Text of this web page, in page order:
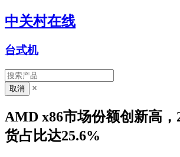
中关村在线
台式机
×
AMD x86市场份额创新高，
货占比达25.6%